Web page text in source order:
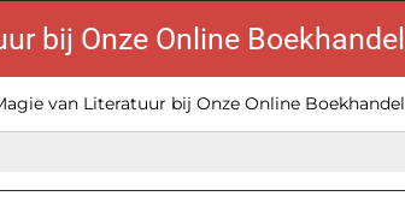
bij Onze Online Boekhandel
van Literatuur bij Onze Online Boekhandel